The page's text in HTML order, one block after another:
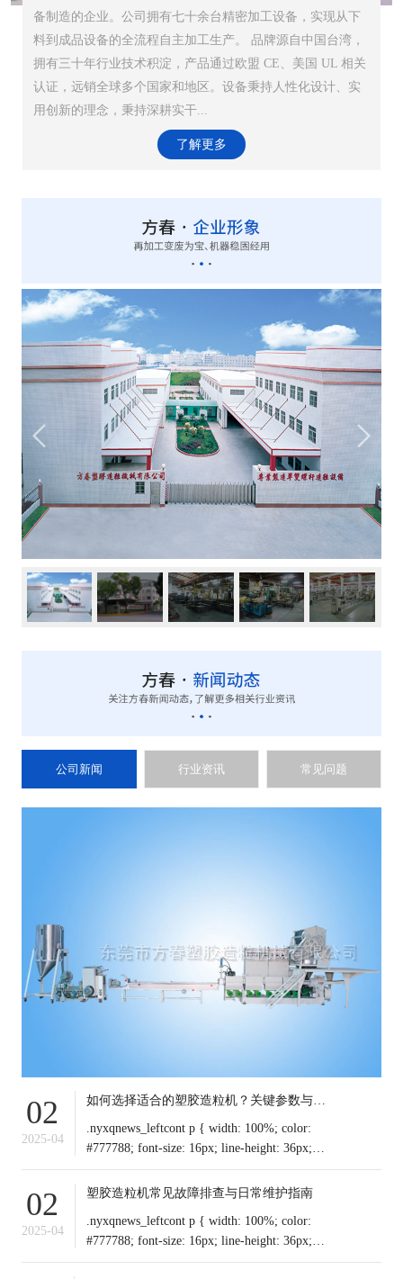
备制造的企业。公司拥有七十余台精密加工设备，实现从下
料到成品设备的全流程自主加工生产。 品牌源自中国台湾，
拥有三十年行业技术积淀，产品通过欧盟 CE、美国 UL 相关
认证，远销全球多个国家和地区。设备秉持人性化设计、实
用创新的理念，秉持深耕实干...
了解更多
公司新闻 行业资讯 常见问题
02
2025-04
如何选择适合的塑胶造粒机？关键参数与行业应用解析
.nyxqnews_leftcont p { width: 100%; color:
#777788; font-size: 16px; line-height: 36px;
text-indent: 0em !important; mar
02
2025-04
塑胶造粒机常见故障排查与日常维护指南
.nyxqnews_leftcont p { width: 100%; color:
#777788; font-size: 16px; line-height: 36px;
text-indent: 0em !important; mar